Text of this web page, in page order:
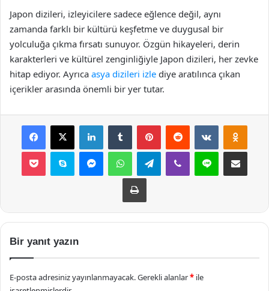
Japon dizileri, izleyicilere sadece eğlence değil, aynı
zamanda farklı bir kültürü keşfetme ve duygusal bir
yolculuğa çıkma fırsatı sunuyor. Özgün hikayeleri, derin
karakterleri ve kültürel zenginliğiyle Japon dizileri, her zevke
hitap ediyor. Ayrıca asya dizileri izle diye aratılınca çıkan
içerikler arasında önemli bir yer tutar.
Facebook
X LinkedInTumblr PinterestReddit VKontakte
Pocket Skype MessengerWhatsAppTelegramViber Line E-Posta ile
Yazdır
Bir yanıt yazın
E-posta adresiniz yayınlanmayacak.Gerekli alanlar* ile